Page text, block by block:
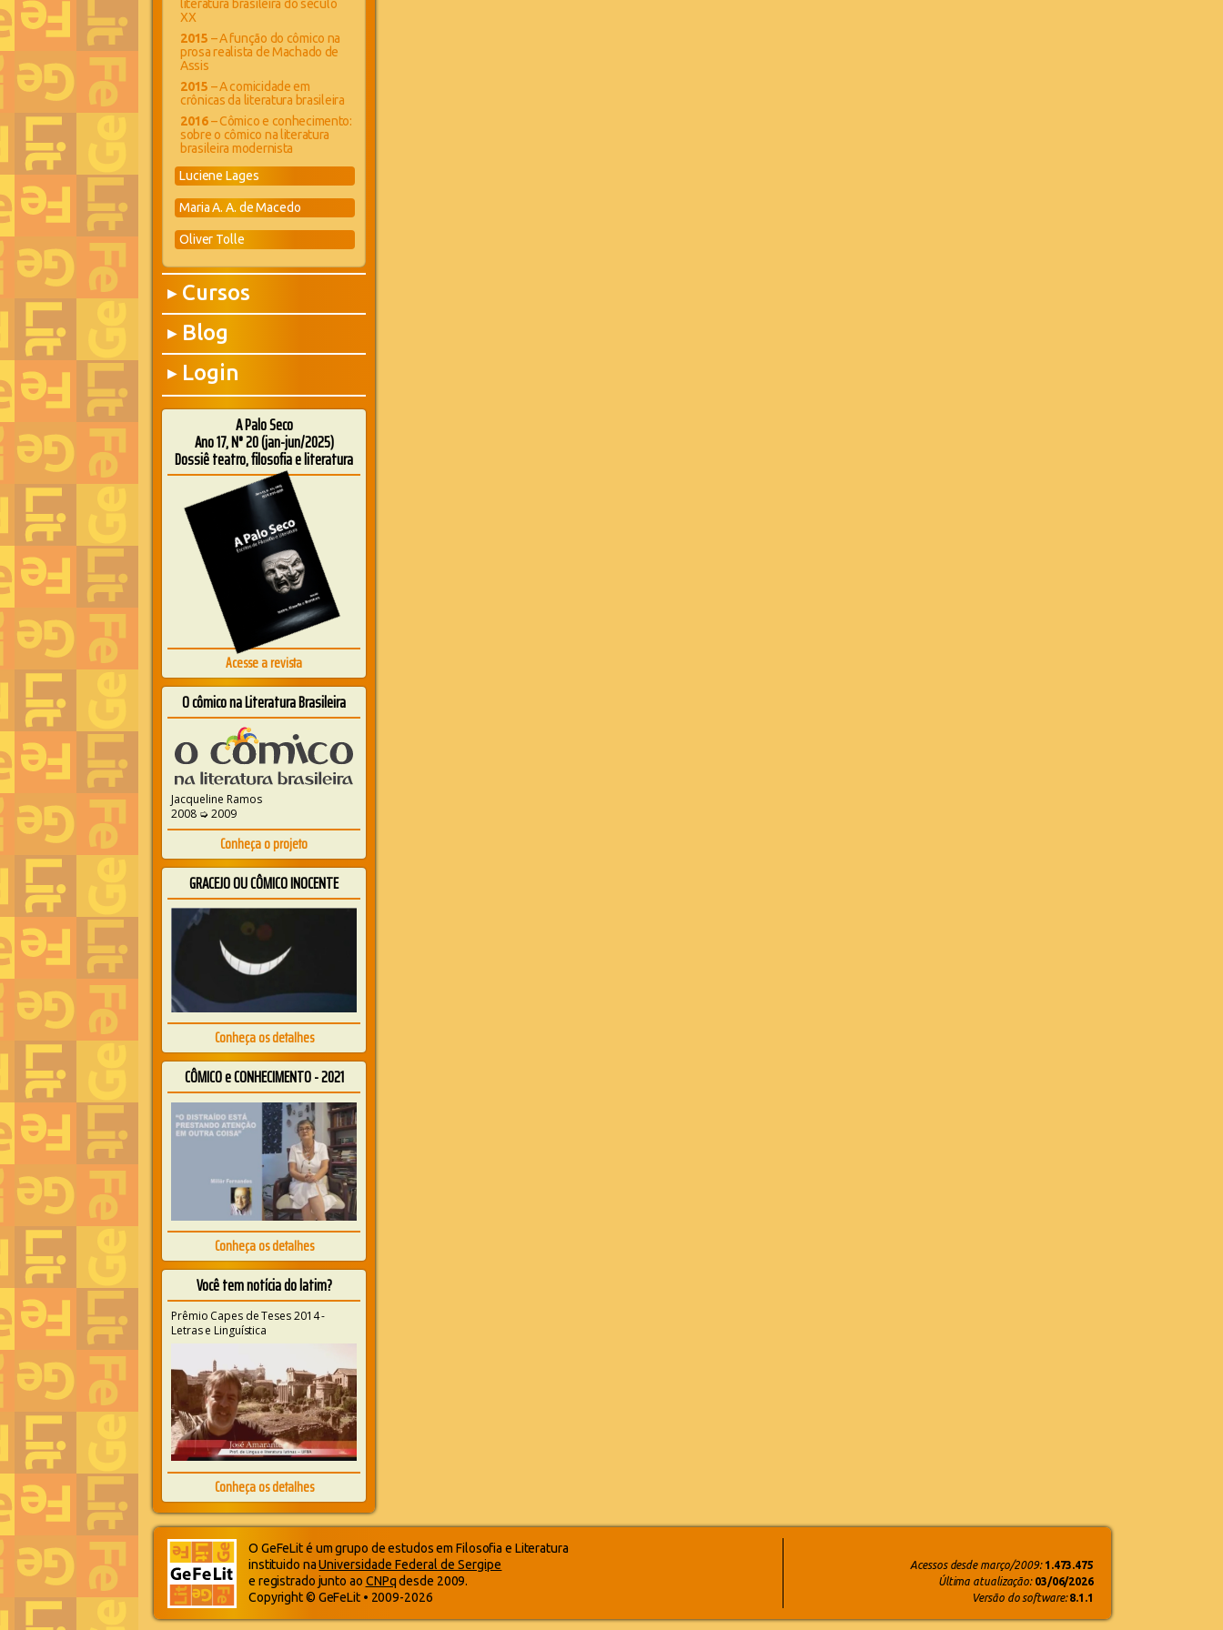
literatura brasileira do século
XX
2015 – A função do cômico na
prosa realista de Machado de
Assis
2015 – A comicidade em
crônicas da literatura brasileira
2016– Cômico e conhecimento:
sobre o cômico na literatura
brasileira modernista
Luciene Lages
Maria A. A. de Macedo
Oliver Tolle
▶ Cursos
▶ Blog
▶ Login
A Palo Seco
Ano 17, N° 20 (jan-jun/2025)
Dossiê teatro, filosofia e literatura
Acesse a revista
O cômico na Literatura Brasileira
Jacqueline Ramos
2008 ➭ 2009
Conheça o projeto
GRACEJO OU CÔMICO INOCENTE
Conheça os detalhes
CÔMICO e CONHECIMENTO - 2021
Conheça os detalhes
Você tem notícia do latim?
Prêmio Capes de Teses 2014 -
Letras e Linguística
Conheça os detalhes
O GeFeLit é um grupo de estudos em Filosofia e Literatura
instituido naUniversidade Federal de Sergipe
e registrado junto ao CNPqdesde 2009.
Copyright © GeFeLit • 2009-2026
Acessos desde março/2009: 1.473.475
Última atualização: 03/06/2026
Versão do software: 8.1.1